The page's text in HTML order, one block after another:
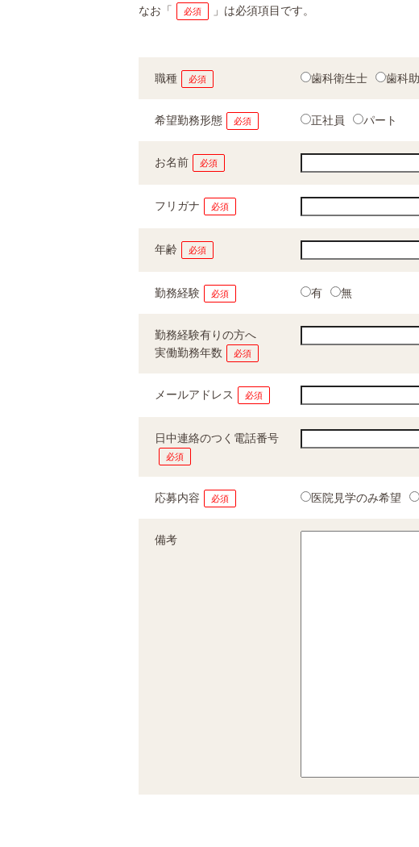
なお「
必須 」は必須項目です。
職種 必須 歯科衛生士 歯科
希望勤務形態 必須 正社員 パート
お名前 必須
フリガナ 必須
年齢 必須
勤務経験 必須 有 無
勤務経験有りの方へ
実働勤務年数
必須
メールアドレス 必須
日中連絡のつく電話番号
必須
応募内容 必須 医院見学のみ希望
備考